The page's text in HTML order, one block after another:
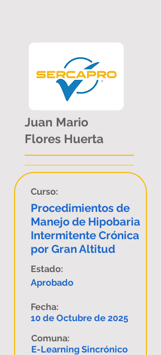
Juan Mario
Flores Huerta
Curso:
Procedimientos de
Manejo de Hipobaria
Intermitente Crónica
por Gran Altitud
Estado:
Aprobado
Fecha:
10 de Octubre de 2025
Comuna:
E-Learning Sincrónico